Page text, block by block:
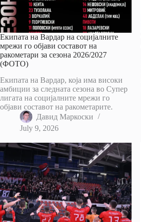
Екипата на Вардар на социјалните
мрежи го објави составот на
ракометари за сезона 2026/2027
(ФОТО)
Екипата на Вардар, која има високи
амбиции за следната сезона во Супер
лигата на социјалните мрежи го
објави составот на ракометарите.
Давид Маркоски
July 9, 2026